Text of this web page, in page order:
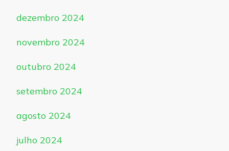
dezembro 2024
novembro 2024
outubro 2024
setembro 2024
agosto 2024
julho 2024